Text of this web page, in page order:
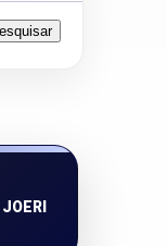
JOERI